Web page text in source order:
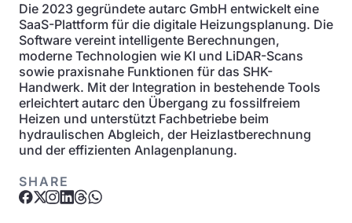
Die 2023 gegründete autarc GmbH entwickelt eine
SaaS-Plattform für die digitale Heizungsplanung. Die
Software vereint intelligente Berechnungen,
moderne Technologien wie KI und LiDAR-Scans
sowie praxisnahe Funktionen für das SHK-
Handwerk. Mit der Integration in bestehende Tools
erleichtert autarc den Übergang zu fossilfreiem
Heizen und unterstützt Fachbetriebe beim
hydraulischen Abgleich, der Heizlastberechnung
und der effizienten Anlagenplanung.
SHARE